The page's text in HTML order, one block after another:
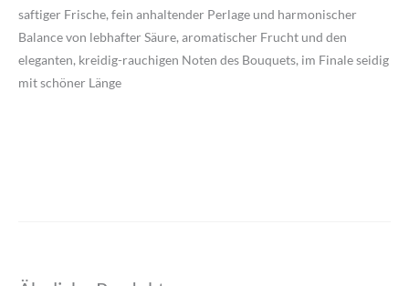
saftiger Frische, fein anhaltender Perlage und harmonischer
Balance von lebhafter Säure, aromatischer Frucht und den
eleganten, kreidig-rauchigen Noten des Bouquets, im Finale seidig
mit schöner Länge